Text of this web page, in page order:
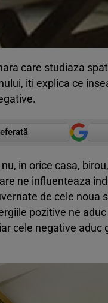
care studiaza
iti explica ce
in orice casa,
ne influenteaza
de cele noua
pozitive ne
cele negative